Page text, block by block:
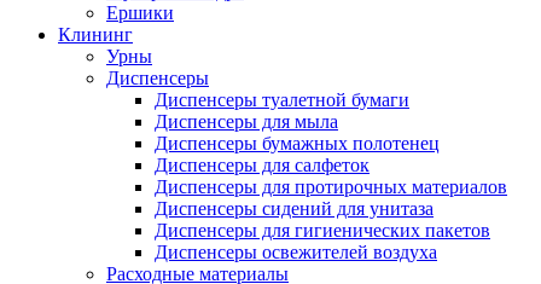
Ершики
Клининг
Урны
Диспенсеры
Диспенсеры туалетной бумаги
Диспенсеры для мыла
Диспенсеры бумажных полотенец
Диспенсеры для салфеток
Диспенсеры для протирочных материалов
Диспенсеры сидений для унитаза
Диспенсеры для гигиенических пакетов
Диспенсеры освежителей воздуха
Расходные материалы